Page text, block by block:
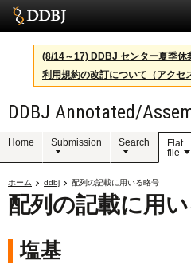
サービス
スパコン
統計
活動
(8/14～17) DDBJ センター夏季休
利用規約の改訂について（アクセ
DDBJ Annotated/
Home Submission Search
Flat
file
ホーム ddbj 配列の記載に用いる略号
配列の記載に用
塩基